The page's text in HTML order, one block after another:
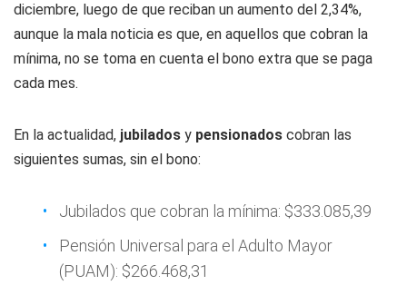
diciembre, luego de que reciban un aumento del 2,34%,
aunque la mala noticia es que, en aquellos que cobran la
mínima, no se toma en cuenta el bono extra que se paga
cada mes.
En la actualidad, jubilados y pensionados cobran las
siguientes sumas, sin el bono:
Jubilados que cobran la mínima: $333.085,39
Pensión Universal para el Adulto Mayor
(PUAM): $266.468,31